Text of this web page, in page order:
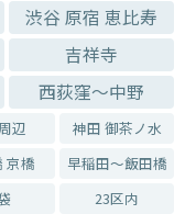
渋谷 原宿 恵比寿
吉祥寺
西荻窪～中野
辺
神田 御茶ノ水
京橋
早稲田～飯田橋
23区内